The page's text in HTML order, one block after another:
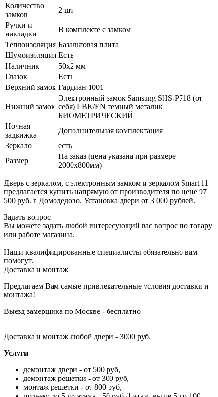
Количество
замков
2 шт
Ручки и
накладки
В комплекте с замком
Теплоизоляция Базальтовая плита
Шумоизоляция Есть
Наличник
50х2 мм
Глазок
Есть
Верхний замок Гардиан 1001
Нижний замок
Электронный замок Samsung SHS-P718 (от
себя) LBK/EN темный металик
БИОМЕТРИЧЕСКИЙ
Ночная
задвижка
Дополнительная комплектация
Зеркало
есть
Размер
На заказ (цена указана при размере
2000х800мм)
Дверь с зеркалом, с электронным замком и зеркалом Smart 11
предлагается купить напрямую от производителя по цене 97
500 руб. в Домодедово. Установка двери от 3 000 рублей.
Задать вопрос
Вы можете задать любой интересующий вас вопрос по товару
или работе магазина.
Наши квалифицированные специалисты обязательно вам
помогут.
Доставка и монтаж
Предлагаем Вам самые привлекательные условия доставки и
монтажа!
Выезд замерщика по Москве - бесплатно
Доставка и монтаж любой двери - 3000 руб.
Услуги
демонтаж двери - от 500 руб,
демонтаж решетки - от 300 руб,
монтаж решетки - от 800 руб,